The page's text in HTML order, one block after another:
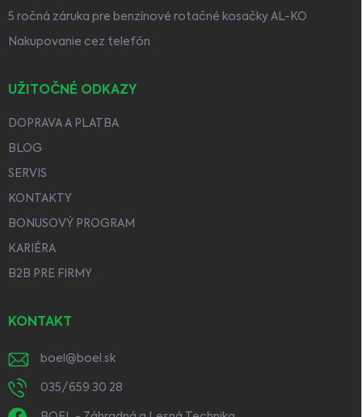
5 ročná záruka pre benzínové rotačné kosačky AL-KO
Nakupovanie cez telefón
UŽITOČNÉ ODKAZY
DOPRAVA A PLATBA
BLOG
SERVIS
KONTAKTY
BONUSOVÝ PROGRAM
KARIÉRA
B2B PRE FIRMY
KONTAKT
boel @ boel.sk
035/659 30 28